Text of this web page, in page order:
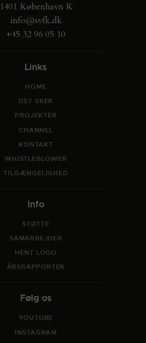
1401 København K
info@svfk.dk
+45 32 96 05 10
Links
HOME
DET SKER
PROJEKTER
CHANNEL
KONTAKT
WHISTLEBLOWER
TILGÆNGELIGHED
Info
STØTTE
SAMARBEJDER
HENT LOGO
ÅRSRAPPORTER
Følg os
YOUTUBE
INSTAGRAM